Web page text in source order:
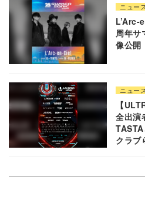
ニュー
L’Arc-
周年サ
像公開
ニュース
【
全出演
クラブ